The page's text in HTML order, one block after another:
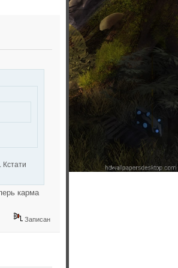
Кстати
карма
Записан